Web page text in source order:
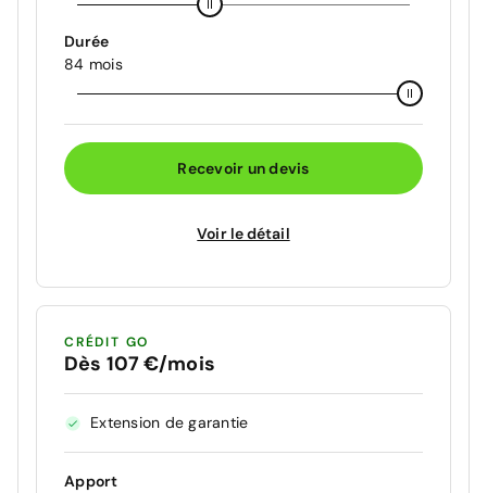
Durée
84 mois
Recevoir un devis
Voir le détail
CRÉDIT GO
Dès 107 €/mois
Extension de garantie
Apport